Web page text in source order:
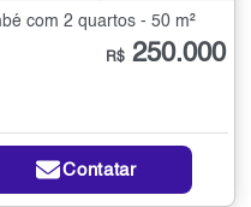
com 2 quartos - 50 m²
R$ 250.000
Contatar